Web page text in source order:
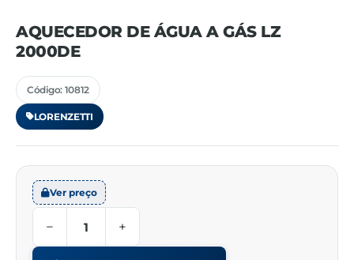
AQUECEDOR DE ÁGUA A GÁS LZ
2000DE
Código: 10812
LORENZETTI
Ver preço
− +